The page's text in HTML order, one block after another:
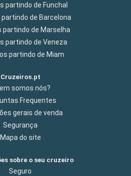
partindo de Funchal
de Barcelona
partindo de Marselha
partindo de Veneza
partindo de Miam
Cruzeiros.pt
somos nós?
Frequentes
gerais de venda
Segurança
Mapa do site
sobre o seu cruzeiro
Seguro